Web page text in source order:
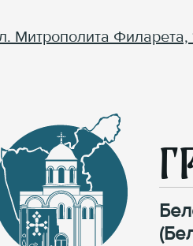
Митрополита Филарета,